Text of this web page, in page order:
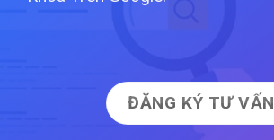
ĐĂNG KÝ TƯ VẤN